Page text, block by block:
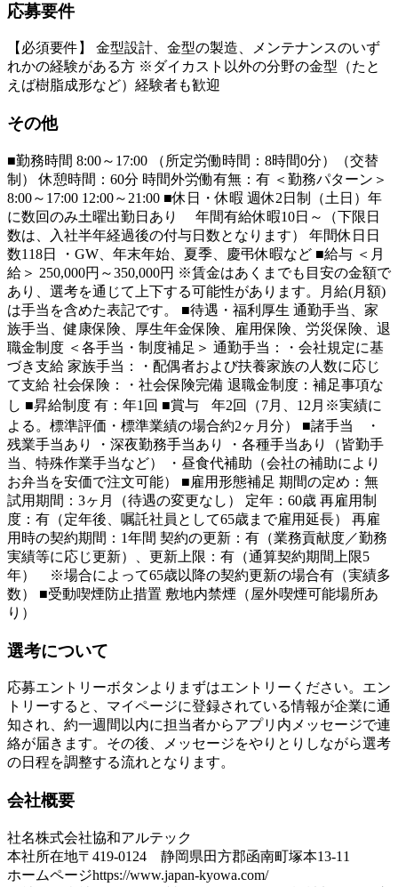
応募要件
【必須要件】 金型設計、金型の製造、メンテナンスのいず
れかの経験がある方 ※ダイカスト以外の分野の金型（たと
えば樹脂成形など）経験者も歓迎
その他
■勤務時間 8:00～17:00 （所定労働時間：8時間0分）（交替
制） 休憩時間：60分 時間外労働有無：有 ＜勤務パターン＞
8:00～17:00 12:00～21:00 ■休日・休暇 週休2日制（土日）年
に数回のみ土曜出勤日あり 年間有給休暇10日～（下限日
数は、入社半年経過後の付与日数となります） 年間休日日
数118日 ・GW、年末年始、夏季、慶弔休暇など ■給与 ＜月
給＞ 250,000円～350,000円 ※賃金はあくまでも目安の金額で
あり、選考を通じて上下する可能性があります。月給(月額)
は手当を含めた表記です。 ■待遇・福利厚生 通勤手当、家
族手当、健康保険、厚生年金保険、雇用保険、労災保険、退
職金制度 ＜各手当・制度補足＞ 通勤手当：・会社規定に基
づき支給 家族手当：・配偶者および扶養家族の人数に応じ
て支給 社会保険：・社会保険完備 退職金制度：補足事項な
し ■昇給制度 有：年1回 ■賞与 年2回（7月、12月※実績に
よる。標準評価・標準業績の場合約2ヶ月分） ■諸手当 ・
残業手当あり ・深夜勤務手当あり ・各種手当あり（皆勤手
当、特殊作業手当など） ・昼食代補助（会社の補助により
お弁当を安価で注文可能） ■雇用形態補足 期間の定め：無
試用期間：3ヶ月（待遇の変更なし） 定年：60歳 再雇用制
度：有（定年後、嘱託社員として65歳まで雇用延長） 再雇
用時の契約期間：1年間 契約の更新：有（業務貢献度／勤務
実績等に応じ更新）、更新上限：有（通算契約期間上限5
年） ※場合によって65歳以降の契約更新の場合有（実績多
数） ■受動喫煙防止措置 敷地内禁煙（屋外喫煙可能場所あ
り）
選考について
応募エントリーボタンよりまずはエントリーください。エン
トリーすると、マイページに登録されている情報が企業に通
知され、約一週間以内に担当者からアプリ内メッセージで連
絡が届きます。その後、メッセージをやりとりしながら選考
の日程を調整する流れとなります。
会社概要
社名株式会社協和アルテック
本社所在地〒419-0124 静岡県田方郡函南町塚本13-11
ホームページhttps://www.japan-kyowa.com/